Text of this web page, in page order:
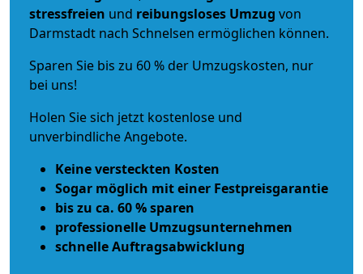
stressfreien und reibungsloses Umzug von
Darmstadt nach Schnelsen ermöglichen können.
Sparen Sie bis zu 60 % der Umzugskosten, nur
bei uns!
Holen Sie sich jetzt kostenlose und
unverbindliche Angebote.
Keine versteckten Kosten
Sogar möglich mit einer Festpreisgarantie
bis zu ca. 60 % sparen
professionelle Umzugsunternehmen
schnelle Auftragsabwicklung